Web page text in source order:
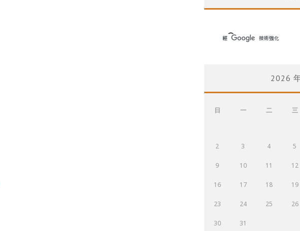
2026
日 一 二 三
2 3 4 5
9 10 11 12
16 17 18 19
23 24 25 26
30 31